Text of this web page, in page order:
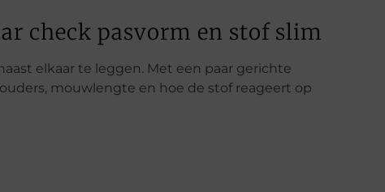
check pasvorm en stof slim
elkaar te leggen. Met een paar gerichte
mouwlengte en hoe de stof reageert op